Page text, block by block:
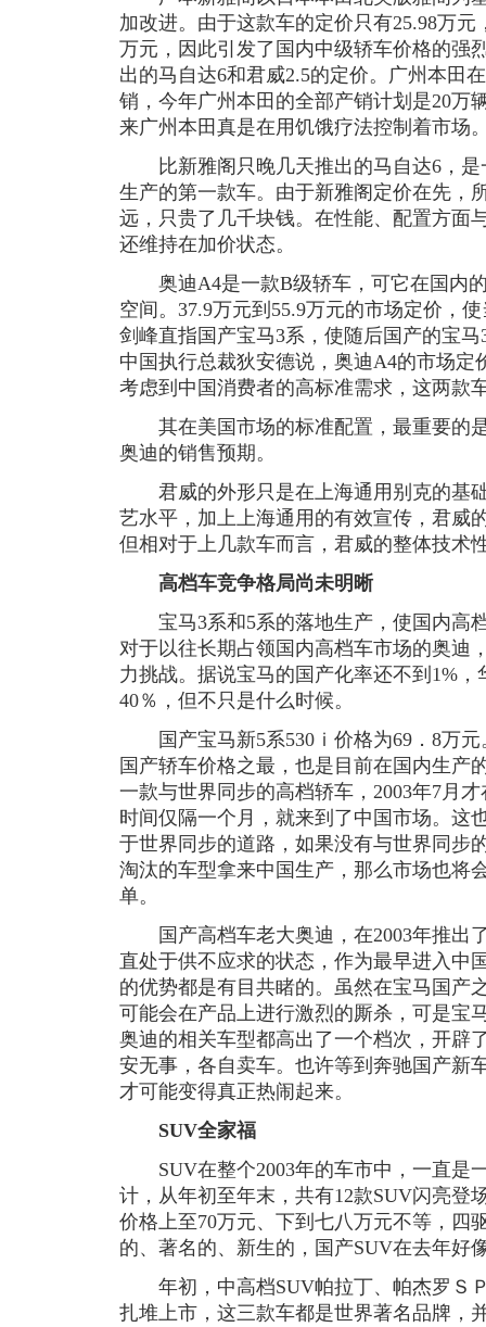
加改进。由于这款车的定价只有25.98万
万元，因此引发了国内中级轿车价格的强
出的马自达6和君威2.5的定价。广州本田
销，今年广州本田的全部产销计划是20万
来广州本田真是在用饥饿疗法控制着市场
比新雅阁只晚几天推出的马自达6，是
生产的第一款车。由于新雅阁定价在先，
远，只贵了几千块钱。在性能、配置方面
还维持在加价状态。
奥迪A4是一款B级轿车，可它在国内的
空间。37.9万元到55.9万元的市场定价，
剑峰直指国产宝马3系，使随后国产的宝
中国执行总裁狄安德说，奥迪A4的市场定
考虑到中国消费者的高标准需求，这两款
其在美国市场的标准配置，最重要的
奥迪的销售预期。
君威的外形只是在上海通用别克的基
艺水平，加上上海通用的有效宣传，君威
但相对于上几款车而言，君威的整体技术
高档车竞争格局尚未明晰
宝马3系和5系的落地生产，使国内高
对于以往长期占领国内高档车市场的奥迪
力挑战。据说宝马的国产化率还不到1%
40％，但不只是什么时候。
国产宝马新5系530ｉ价格为69．8万元
国产轿车价格之最，也是目前在国内生产
一款与世界同步的高档轿车，2003年7月
时间仅隔一个月，就来到了中国市场。这
于世界同步的道路，如果没有与世界同步
淘汰的车型拿来中国生产，那么市场也将
单。
国产高档车老大奥迪，在2003年推出
直处于供不应求的状态，作为最早进入中
的优势都是有目共睹的。虽然在宝马国产
可能会在产品上进行激烈的厮杀，可是宝
奥迪的相关车型都高出了一个档次，开辟
安无事，各自卖车。也许等到奔驰国产新
才可能变得真正热闹起来。
SUV全家福
SUV在整个2003年的车市中，一直是
计，从年初至年末，共有12款SUV闪亮登
价格上至70万元、下到七八万元不等，四
的、著名的、新生的，国产SUV在去年好
年初，中高档SUV帕拉丁、帕杰罗Ｓ
扎堆上市，这三款车都是世界著名品牌，